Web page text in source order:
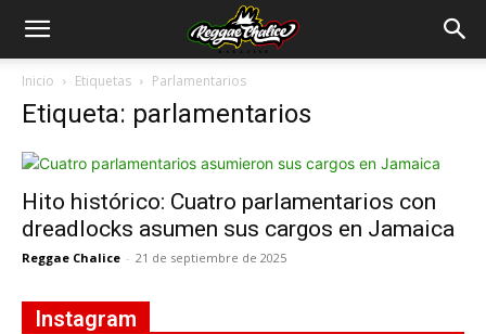
Inicio Etiquetas Parlamentarios
Etiqueta: parlamentarios
Hito histórico: Cuatro parlamentarios con
dreadlocks asumen sus cargos en Jamaica
Reggae Chalice - 21 de septiembre de 2025
Instagram